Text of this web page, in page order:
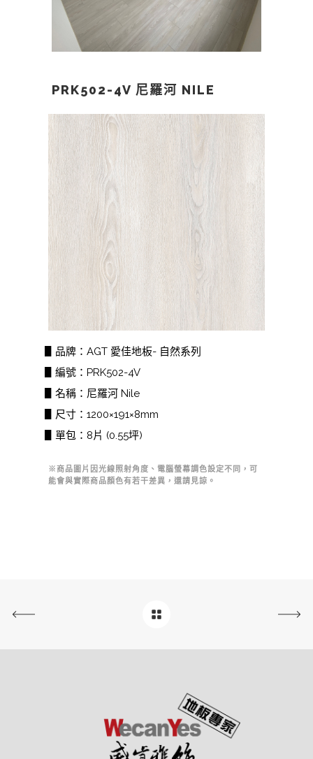
PRK502-4V 尼羅河 NILE
▋品牌：AGT 愛佳地板- 自然系列
▋編號：PRK502-4V
▋名稱：尼羅河 Nile
▋尺寸：1200×191×8mm
▋單包：8片 (0.55坪)
※商品圖片因光線照射角度、電腦螢幕調色設定不同，可
能會與實際商品顏色有若干差異，還請見諒。